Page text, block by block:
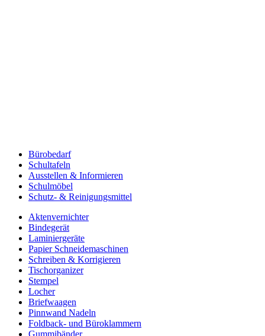
Bürobedarf
Schultafeln
Ausstellen & Informieren
Schulmöbel
Schutz- & Reinigungsmittel
Aktenvernichter
Bindegerät
Laminiergeräte
Papier Schneidemaschinen
Schreiben & Korrigieren
Tischorganizer
Stempel
Locher
Briefwaagen
Pinnwand Nadeln
Foldback- und Büroklammern
Gummibänder